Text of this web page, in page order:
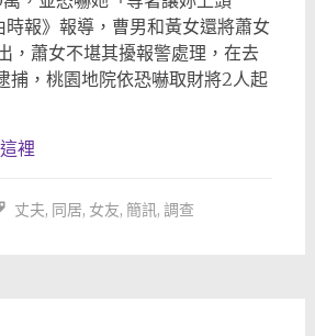
報》報導，曹男和黃女還將蕭女
，蕭女不堪其擾報警處理，在去
捕，桃園地院依恐嚇取財將2人起
裡
丈夫, 同居, 女友, 簡訊, 調查